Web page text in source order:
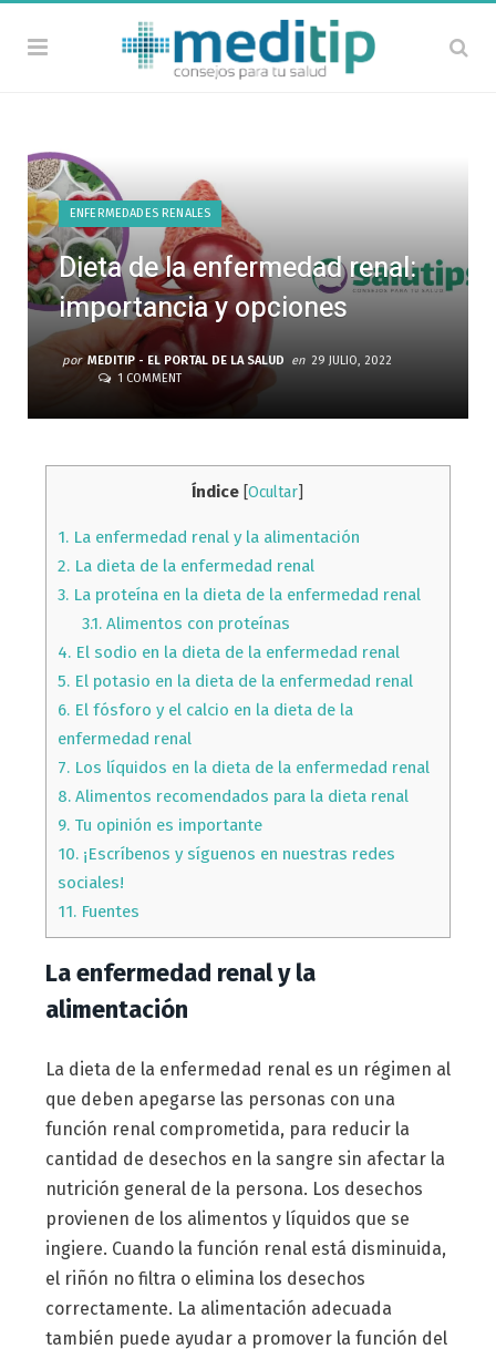
ENFERMEDADES RENALES
Dieta de la enfermedad renal:
importancia y opciones
por MEDITIP - EL PORTAL DE LA SALUD en 29 JULIO, 2022
1 COMMENT
Índice [Ocultar]
1.La enfermedad renal y la alimentación
2.La dieta de la enfermedad renal
3.La proteína en la dieta de la enfermedad renal
3.1. Alimentos con proteínas
4.El sodio en la dieta de la enfermedad renal
5.El potasio en la dieta de la enfermedad renal
6.El fósforo y el calcio en la dieta de la
enfermedad renal
7.Los líquidos en la dieta de la enfermedad renal
8.Alimentos recomendados para la dieta renal
9.Tu opinión es importante
10.¡Escríbenos y síguenos en nuestras redes
sociales!
11.Fuentes
La enfermedad renal y la
alimentación
La dieta de la enfermedad renal es un régimen al
que deben apegarse las personas con una
función renal comprometida, para reducir la
cantidad de desechos en la sangre sin afectar la
nutrición general de la persona. Los desechos
provienen de los alimentos y líquidos que se
ingiere. Cuando la función renal está disminuida,
el riñón no filtra o elimina los desechos
correctamente. La alimentación adecuada
también puede ayudar a promover la función del